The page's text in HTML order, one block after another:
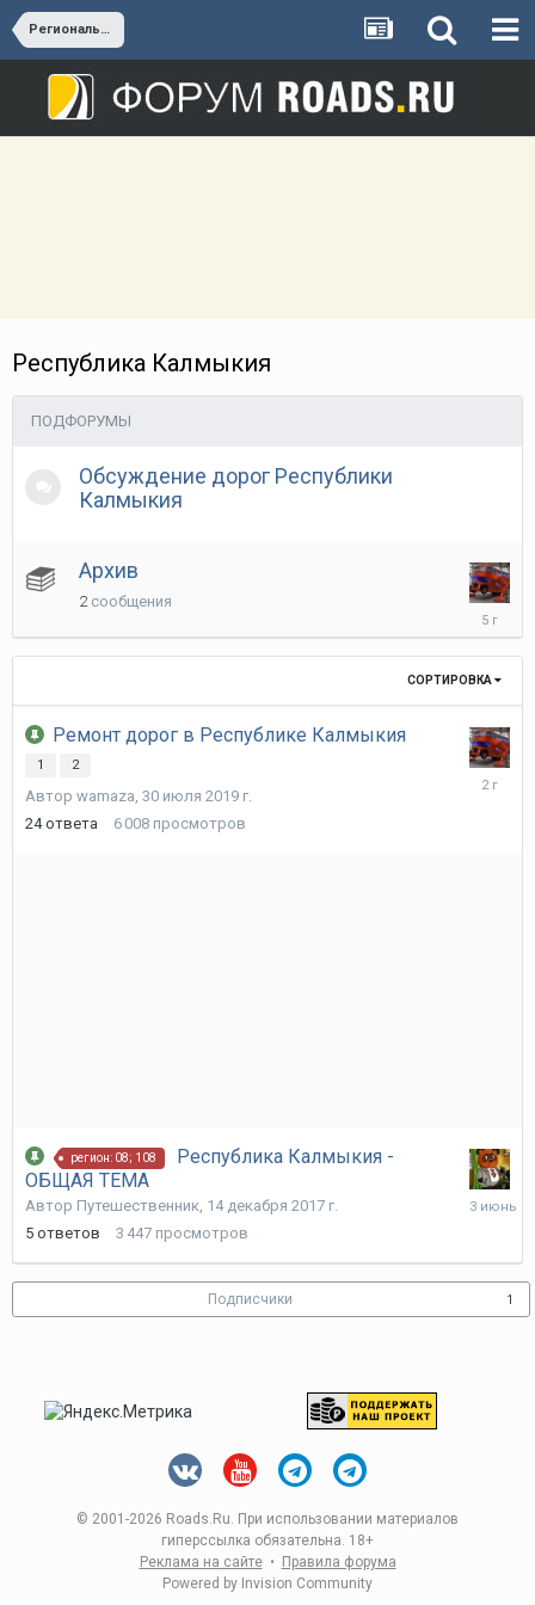
Региональные дороги Южного федерального округа
Республика Калмыкия
ПОДФОРУМЫ
Обсуждение дорог Республики
Калмыкия
Архив
2 сообщения
28
мая
2021
г.
СОРТИРОВКА
Ремонт дорог в Республике Калмыкия
1 2
Автор wamaza, 30 июля 2019 г.
24 ответа 6 008 просмотров
31
регион: 08; 108
Республика Калмыкия -
ОБЩАЯ ТЕМА
Автор Путешественник, 14 декабря 2017 г.
5 ответов 3 447 просмотров
3
Подписчики 1
© 2001-2026 Roads.Ru. При использовании материалов
гиперссылка обязательна. 18+
Реклама на сайте•
Правила форума
Powered by Invision Community